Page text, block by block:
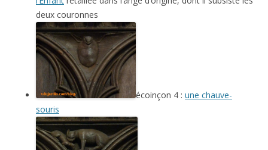
deux couronnes
écoinçon 4 : une chauve-
souris